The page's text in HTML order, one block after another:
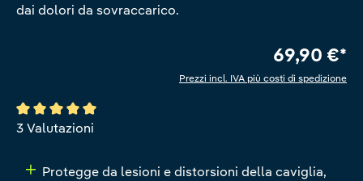
dai dolori da sovraccarico.
69,90 €*
Prezzi incl. IVA più costi di spedizione
Valutazione media di 5 su 5 stelle
3 Valutazioni
Protegge da lesioni e distorsioni della caviglia,